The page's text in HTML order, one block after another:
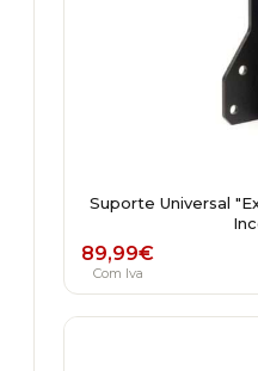
Suporte Universal
89,99€
Com Iva